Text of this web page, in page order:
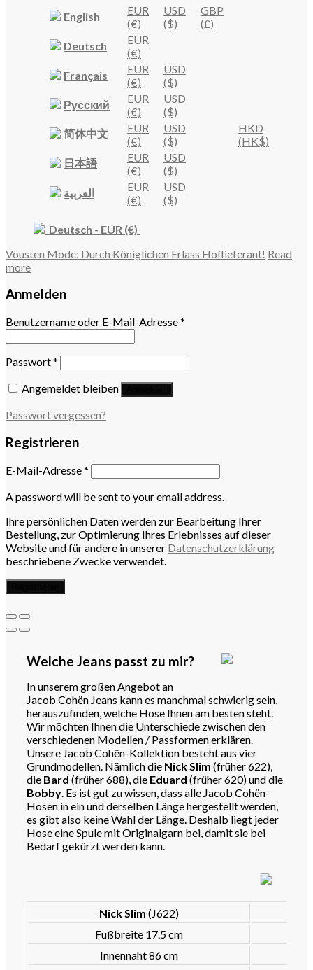
English
EUR
(€)
USD
($)
GBP
(£)
Deutsch
EUR
(€)
Français
EUR
(€)
USD
($)
Русский
EUR
(€)
USD
($)
简体中文
EUR
(€)
USD
($)
HKD
(HK$)
日本語
EUR
(€)
USD
($)
العربية
EUR
(€)
USD
($)
Deutsch - EUR (€)
Vousten Mode: Durch Königlichen Erlass Hoflieferant! Read
more
Anmelden
Benutzername oder E-Mail-Adresse*
Passwort*
Angemeldet bleiben
Passwort vergessen?
Registrieren
E-Mail-Adresse*
A password will be sent to your email address.
Ihre persönlichen Daten werden zur Bearbeitung Ihrer
Bestellung, zur Optimierung Ihres Erlebnisses auf dieser
Website und für andere in unserer Datenschutzerklärung
beschriebene Zwecke verwendet.
Welche Jeans passt zu mir?
In unserem großen Angebot an
Jacob Cohën Jeans kann es manchmal schwierig sein,
herauszufinden, welche Hose Ihnen am besten steht.
Wir möchten Ihnen die Unterschiede zwischen den
verschiedenen Modellen / Passformen erklären.
Unsere Jacob Cohën-Kollektion besteht aus vier
Grundmodellen. Nämlich die Nick Slim (früher 622),
die Bard (früher 688), die Eduard (früher 620) und die
Bobby . Es ist gut zu wissen, dass alle Jacob Cohën-
Hosen in ein und derselben Länge hergestellt werden,
es gibt also keine Wahl der Länge. Deshalb liegt jeder
Hose eine Spule mit Originalgarn bei, damit sie bei
Bedarf gekürzt werden kann.
Nick Slim (J622)
Fußbreite 17.5 cm
Innennaht 86 cm